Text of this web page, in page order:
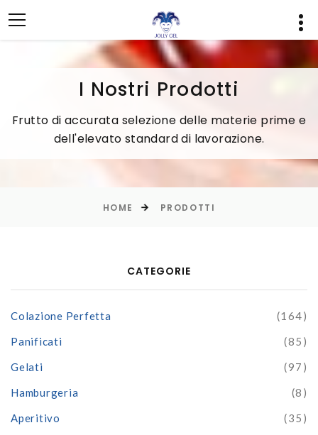
I Nostri Prodotti
Frutto di accurata selezione delle materie prime e
dell'elevato standard di lavorazione.
HOME PRODOTTI
CATEGORIE
Colazione Perfetta
(164)
Panificati
(85)
Gelati
(97)
Hamburgeria
(8)
Aperitivo
(35)